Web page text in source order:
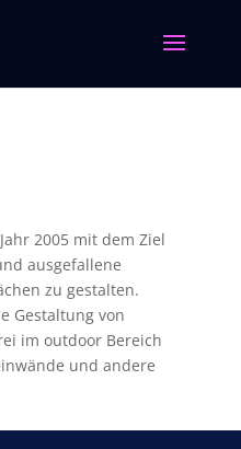
2005 mit dem Ziel
ausgefallene
zu gestalten.
Gestaltung von
im outdoor Bereich
und andere